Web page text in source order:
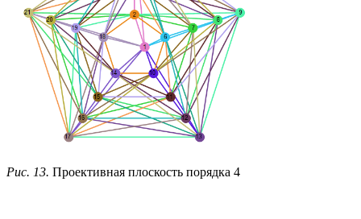
Рис. 13. Проективная плоскость порядка 4